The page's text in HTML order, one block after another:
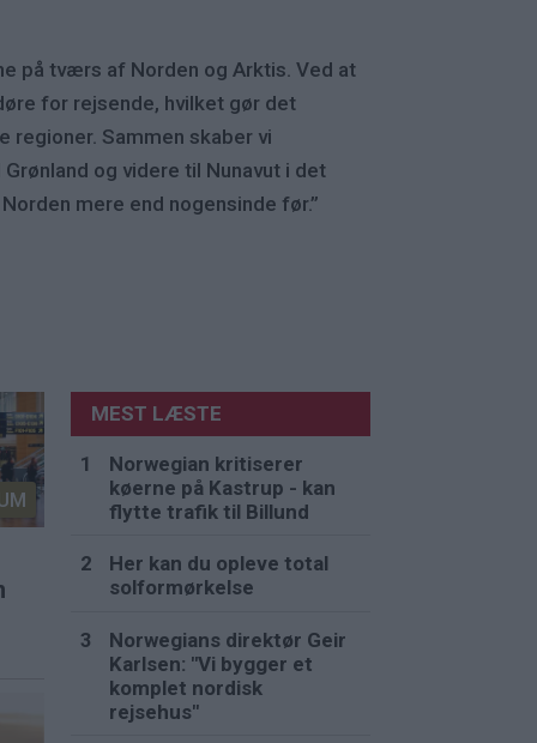
på tværs af Norden og Arktis. Ved at
for rejsende, hvilket gør det
regioner. Sammen skaber vi
og videre til Nunavut i det
mere end nogensinde før.”
MEST LÆSTE
Norwegian kritiserer
køerne på Kastrup - kan
flytte trafik til Billund
Her kan du opleve total
solformørkelse
Norwegians direktør Geir
Karlsen: "Vi bygger et
komplet nordisk
rejsehus"